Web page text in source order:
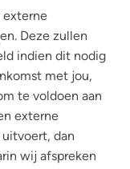
externe
Deze zullen
indien dit nodig
met jou,
te voldoen aan
externe
dan
wij afspreken